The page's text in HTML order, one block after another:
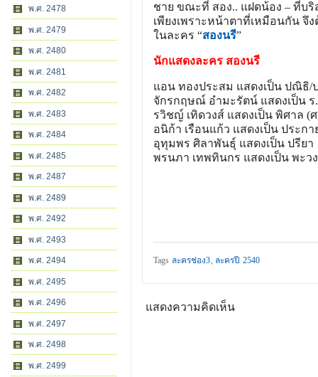
พ.ศ. 2478
พ.ศ. 2479
พ.ศ. 2480
พ.ศ. 2481
พ.ศ. 2482
พ.ศ. 2483
พ.ศ. 2484
พ.ศ. 2485
พ.ศ. 2487
พ.ศ. 2489
พ.ศ. 2492
พ.ศ. 2493
พ.ศ. 2494
พ.ศ. 2495
พ.ศ. 2496
พ.ศ. 2497
พ.ศ. 2498
พ.ศ. 2499
ชาย ขณะที่ สอง.. แฝดน้อง – ที่บ
เพียงเพราะหน้าตาที่เหมือนกัน จึ
ในละคร “สองนรี”
นักแสดงละคร สองนรี
แอน ทองประสม แสดงเป็น ปณิธิ
จักรกฤษณ์ อำมะรัตน์ แสดงเป็น
รวิชญ์ เทิดวงส์ แสดงเป็น พิศาล (
อนิก้า เรือนแก้ว แสดงเป็น ประก
อุทุมพร ศิลาพันธุ์ แสดงเป็น ปรียา
พรนภา เทพทินกร แสดงเป็น พะ
Tags ละครช่อง3, ละครปี 2540
แสดงความคิดเห็น